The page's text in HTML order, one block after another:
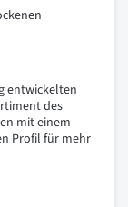
entwickelten
des
mit einem
Profil für mehr